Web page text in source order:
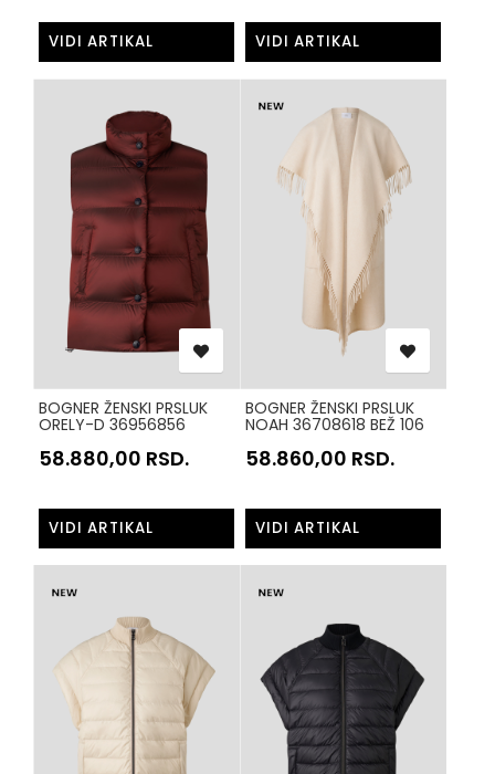
VIDI ARTIKAL VIDI ARTIKAL
BOGNER ŽENSKI PRSLUK
ORELY-D 36956856
58.880,00 RSD.
VIDI ARTIKAL
BOGNER ŽENSKI PRSLUK
NOAH 36708618 BEŽ 106
58.860,00 RSD.
VIDI ARTIKAL